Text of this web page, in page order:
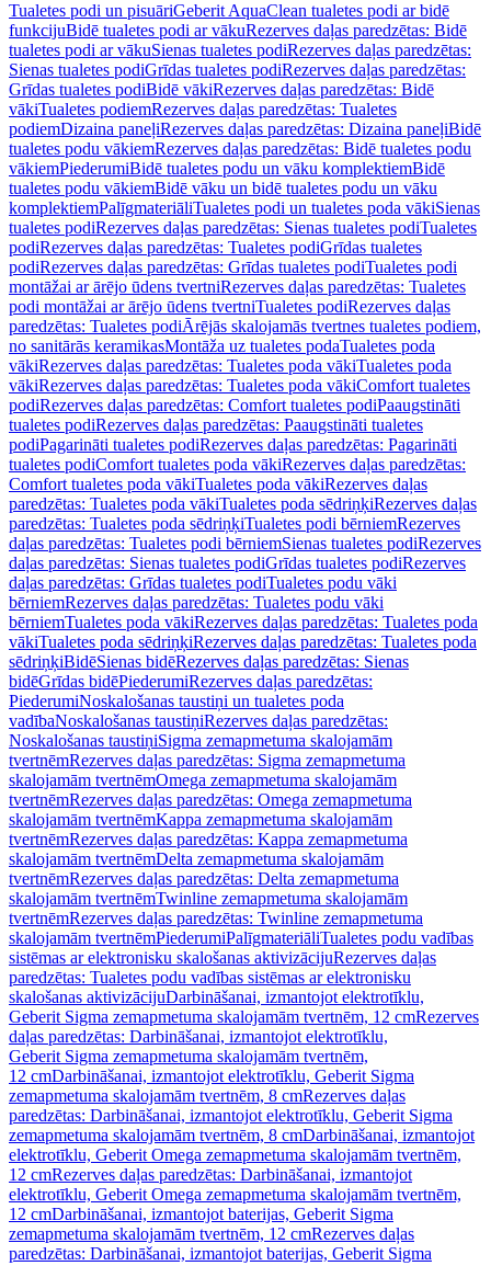
Tualetes podi un pisuāriGeberit AquaClean tualetes podi ar bidē
funkcijuBidē tualetes podi ar vākuRezerves daļas paredzētas: Bidē
tualetes podi ar vākuSienas tualetes podiRezerves daļas paredzētas:
Sienas tualetes podiGrīdas tualetes podiRezerves daļas paredzētas:
Grīdas tualetes podiBidē vākiRezerves daļas paredzētas: Bidē
vākiTualetes podiemRezerves daļas paredzētas: Tualetes
podiemDizaina paneļiRezerves daļas paredzētas: Dizaina paneļiBidē
tualetes podu vākiemRezerves daļas paredzētas: Bidē tualetes podu
vākiemPiederumiBidē tualetes podu un vāku komplektiemBidē
tualetes podu vākiemBidē vāku un bidē tualetes podu un vāku
komplektiemPalīgmateriāliTualetes podi un tualetes poda vākiSienas
tualetes podiRezerves daļas paredzētas: Sienas tualetes podiTualetes
podiRezerves daļas paredzētas: Tualetes podiGrīdas tualetes
podiRezerves daļas paredzētas: Grīdas tualetes podiTualetes podi
montāžai ar ārējo ūdens tvertniRezerves daļas paredzētas: Tualetes
podi montāžai ar ārējo ūdens tvertniTualetes podiRezerves daļas
paredzētas: Tualetes podiĀrējās skalojamās tvertnes tualetes podiem,
no sanitārās keramikasMontāža uz tualetes podaTualetes poda
vākiRezerves daļas paredzētas: Tualetes poda vākiTualetes poda
vākiRezerves daļas paredzētas: Tualetes poda vākiComfort tualetes
podiRezerves daļas paredzētas: Comfort tualetes podiPaaugstināti
tualetes podiRezerves daļas paredzētas: Paaugstināti tualetes
podiPagarināti tualetes podiRezerves daļas paredzētas: Pagarināti
tualetes podiComfort tualetes poda vākiRezerves daļas paredzētas:
Comfort tualetes poda vākiTualetes poda vākiRezerves daļas
paredzētas: Tualetes poda vākiTualetes poda sēdriņķiRezerves daļas
paredzētas: Tualetes poda sēdriņķiTualetes podi bērniemRezerves
daļas paredzētas: Tualetes podi bērniemSienas tualetes podiRezerves
daļas paredzētas: Sienas tualetes podiGrīdas tualetes podiRezerves
daļas paredzētas: Grīdas tualetes podiTualetes podu vāki
bērniemRezerves daļas paredzētas: Tualetes podu vāki
bērniemTualetes poda vākiRezerves daļas paredzētas: Tualetes poda
vākiTualetes poda sēdriņķiRezerves daļas paredzētas: Tualetes poda
sēdriņķiBidēSienas bidēRezerves daļas paredzētas: Sienas
bidēGrīdas bidēPiederumiRezerves daļas paredzētas:
PiederumiNoskalošanas taustiņi un tualetes poda
vadībaNoskalošanas taustiņiRezerves daļas paredzētas:
Noskalošanas taustiņiSigma zemapmetuma skalojamām
tvertnēmRezerves daļas paredzētas: Sigma zemapmetuma
skalojamām tvertnēmOmega zemapmetuma skalojamām
tvertnēmRezerves daļas paredzētas: Omega zemapmetuma
skalojamām tvertnēmKappa zemapmetuma skalojamām
tvertnēmRezerves daļas paredzētas: Kappa zemapmetuma
skalojamām tvertnēmDelta zemapmetuma skalojamām
tvertnēmRezerves daļas paredzētas: Delta zemapmetuma
skalojamām tvertnēmTwinline zemapmetuma skalojamām
tvertnēmRezerves daļas paredzētas: Twinline zemapmetuma
skalojamām tvertnēmPiederumiPalīgmateriāliTualetes podu vadības
sistēmas ar elektronisku skalošanas aktivizācijuRezerves daļas
paredzētas: Tualetes podu vadības sistēmas ar elektronisku
skalošanas aktivizācijuDarbināšanai, izmantojot elektrotīklu,
Geberit Sigma zemapmetuma skalojamām tvertnēm, 12 cmRezerves
daļas paredzētas: Darbināšanai, izmantojot elektrotīklu,
Geberit Sigma zemapmetuma skalojamām tvertnēm,
12 cmDarbināšanai, izmantojot elektrotīklu, Geberit Sigma
zemapmetuma skalojamām tvertnēm, 8 cmRezerves daļas
paredzētas: Darbināšanai, izmantojot elektrotīklu, Geberit Sigma
zemapmetuma skalojamām tvertnēm, 8 cmDarbināšanai, izmantojot
elektrotīklu, Geberit Omega zemapmetuma skalojamām tvertnēm,
12 cmRezerves daļas paredzētas: Darbināšanai, izmantojot
elektrotīklu, Geberit Omega zemapmetuma skalojamām tvertnēm,
12 cmDarbināšanai, izmantojot baterijas, Geberit Sigma
zemapmetuma skalojamām tvertnēm, 12 cmRezerves daļas
paredzētas: Darbināšanai, izmantojot baterijas, Geberit Sigma